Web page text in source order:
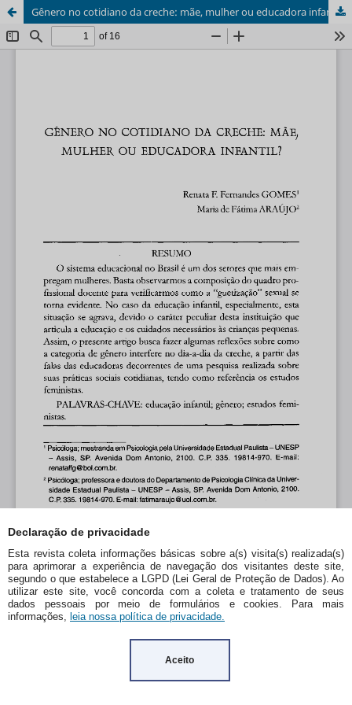
Declaração de privacidade
Esta revista coleta informações básicas sobre a(s) visita(s) realizada(s)
para aprimorar a experiência de navegação dos visitantes deste site,
segundo o que estabelece a LGPD (Lei Geral de Proteção de Dados). Ao
utilizar este site, você concorda com a coleta e tratamento de seus
dados pessoais por meio de formulários e cookies. Para mais
informações, leia nossa política de privacidade.
Aceito
Gênero no cotidiano da creche: mãe, mulher ou educadora infantil?